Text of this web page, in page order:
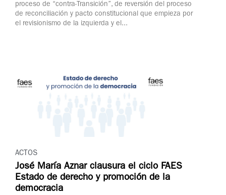
proceso de “contra-Transición”, de reversión del proceso
de reconciliación y pacto constitucional que empieza por
el revisionismo de la izquierda y el...
ACTOS
José María Aznar clausura el ciclo FAES
Estado de derecho y promoción de la
democracia